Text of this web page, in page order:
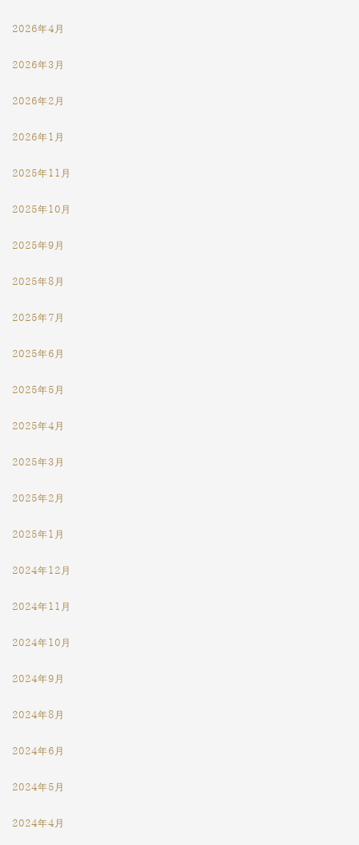
2026年4月
2026年3月
2026年2月
2026年1月
2025年11月
2025年10月
2025年9月
2025年8月
2025年7月
2025年6月
2025年5月
2025年4月
2025年3月
2025年2月
2025年1月
2024年12月
2024年11月
2024年10月
2024年9月
2024年8月
2024年6月
2024年5月
2024年4月